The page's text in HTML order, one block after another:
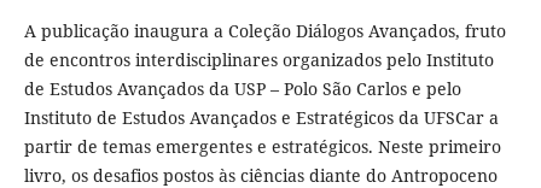
A publicação inaugura a Coleção Diálogos Avançados, fruto
de encontros interdisciplinares organizados pelo Instituto
de Estudos Avançados da USP – Polo São Carlos e pelo
Instituto de Estudos Avançados e Estratégicos da UFSCar a
partir de temas emergentes e estratégicos. Neste primeiro
livro, os desafios postos às ciências diante do Antropoceno